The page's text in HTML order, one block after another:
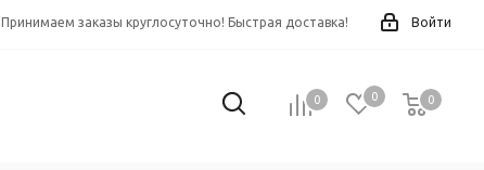
Войти
Принимаем заказы круглосуточно! Быстрая доставка!
0 0 0
0